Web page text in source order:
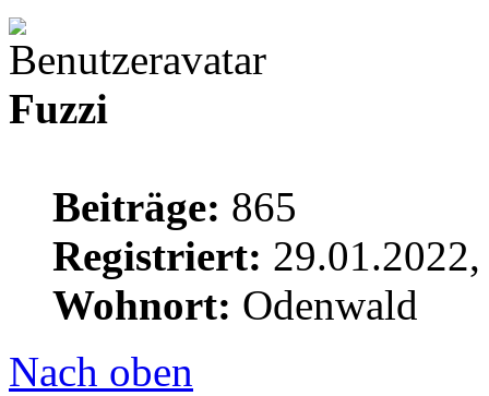
Fuzzi
Beiträge: 865
Registriert:
Wohnort: Odenwald
Nach oben